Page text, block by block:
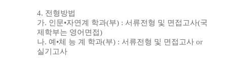
4. 전형방법
가. 인문•자연계 학과(부) : 서류전형 및 면접고사(국
제학부는 영어면접)
나. 예 •체 능 계 학과(부) : 서류전형 및 면접고사 or
실기고사